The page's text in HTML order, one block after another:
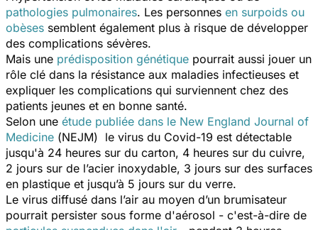
pathologies pulmonaires. Les personnes en surpoids ou
obèses semblent également plus à risque de développer
des complications sévères.
Mais une prédisposition génétique pourrait aussi jouer un
rôle clé dans la résistance aux maladies infectieuses et
expliquer les complications qui surviennent chez des
patients jeunes et en bonne santé.
Selon une étude publiée dans le New England Journal of
Medicine (NEJM) le virus du Covid-19 est détectable
jusqu'à 24 heures sur du carton, 4 heures sur du cuivre,
2 jours sur de l’acier inoxydable, 3 jours sur des surfaces
en plastique et jusqu’à 5 jours sur du verre.
Le virus diffusé dans l’air au moyen d’un brumisateur
pourrait persister sous forme d'aérosol - c'est-à-dire de